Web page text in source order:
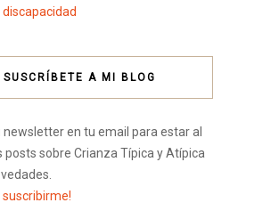
SUSCRÍBETE A MI BLOG
newsletter en tu email para estar al
posts sobre Crianza Típica y Atípica
suscribirme!